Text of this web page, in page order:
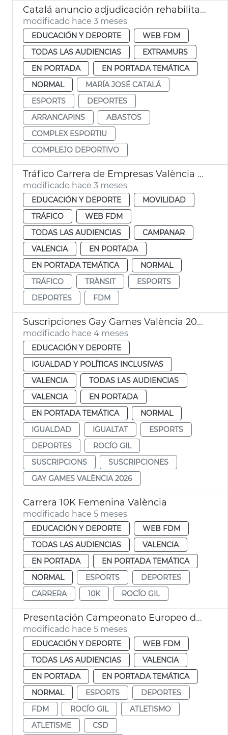
Catalá anuncio adjudicación rehabilitación complejo deportivo Abastos
modificado hace 3 meses
EDUCACIÓN Y DEPORTE
WEB FDM
TODAS LAS AUDIENCIAS
EXTRAMURS
EN PORTADA
EN PORTADA TEMÁTICA
NORMAL
MARÍA JOSÉ CATALÁ
ESPORTS
DEPORTES
ARRANCAPINS
ABASTOS
COMPLEX ESPORTIU
COMPLEJO DEPORTIVO
Tráfico Carrera de Empresas València 2026
modificado hace 3 meses
EDUCACIÓN Y DEPORTE
MOVILIDAD
TRÁFICO
WEB FDM
TODAS LAS AUDIENCIAS
CAMPANAR
VALENCIA
EN PORTADA
EN PORTADA TEMÁTICA
NORMAL
TRÁFICO
TRÀNSIT
ESPORTS
DEPORTES
FDM
Suscripciones Gay Games València 2026
modificado hace 4 meses
EDUCACIÓN Y DEPORTE
IGUALDAD Y POLÍTICAS INCLUSIVAS
VALENCIA
TODAS LAS AUDIENCIAS
VALENCIA
EN PORTADA
EN PORTADA TEMÁTICA
NORMAL
IGUALDAD
IGUALTAT
ESPORTS
DEPORTES
ROCÍO GIL
SUSCRIPCIONS
SUSCRIPCIONES
GAY GAMES VALÈNCIA 2026
Carrera 10K Femenina València
modificado hace 5 meses
EDUCACIÓN Y DEPORTE
WEB FDM
TODAS LAS AUDIENCIAS
VALENCIA
EN PORTADA
EN PORTADA TEMÁTICA
NORMAL
ESPORTS
DEPORTES
CARRERA
10K ROCÍO GIL
Presentación Campeonato Europeo de Atletismo Indoor 2027
modificado hace 5 meses
EDUCACIÓN Y DEPORTE
WEB FDM
TODAS LAS AUDIENCIAS
VALENCIA
EN PORTADA
EN PORTADA TEMÁTICA
NORMAL
ESPORTS
DEPORTES
FDM
ROCÍO GIL
ATLETISMO
ATLETISME
CSD